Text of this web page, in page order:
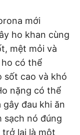
mới
ho khan cùng
mệt mỏi và
có thể
sốt cao và khó
nặng có thể
đau khi ăn
sạch nó đúng
lại là một